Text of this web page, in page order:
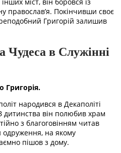
православ’я. Покінчивши своє
Григорій залишив
в Служінні
Григорія.
народився в Декаполіті
З дитинства він полюбив храм
з благоговінням читав
на якому
пішов з дому.